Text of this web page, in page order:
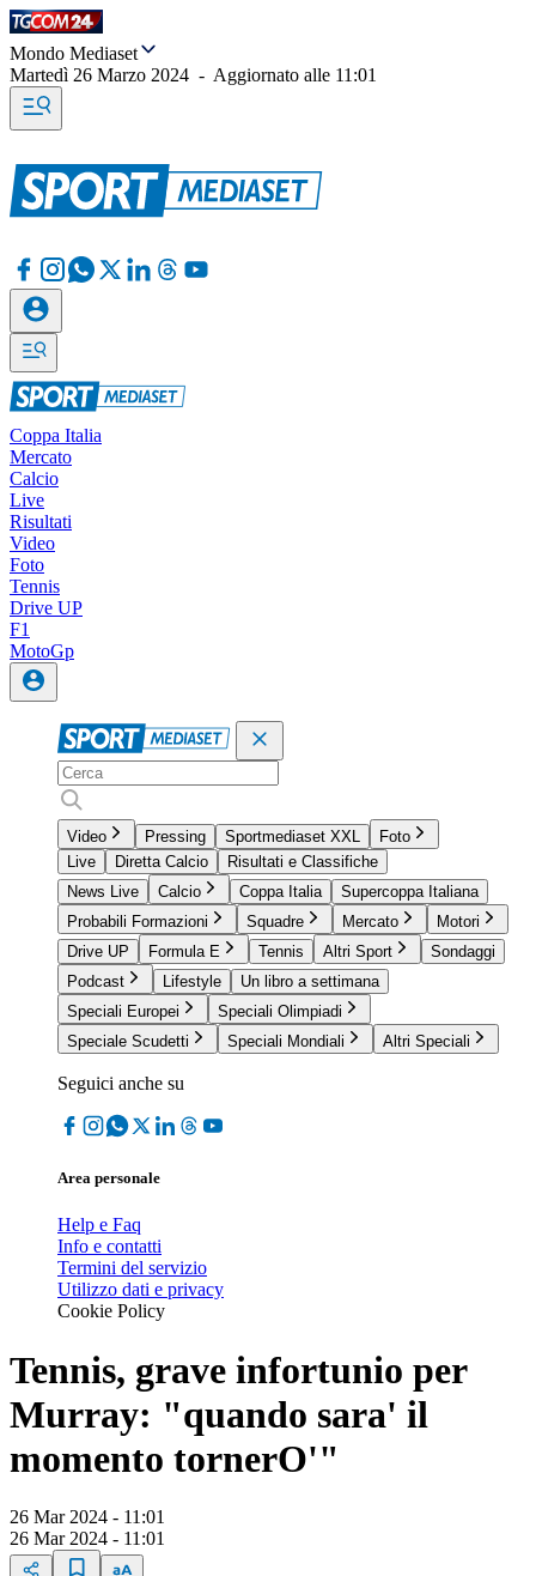
Mondo Mediaset
Martedì 26 Marzo 2024 - Aggiornato alle 11:01
Coppa Italia
Mercato
Calcio
Live
Risultati
Video
Foto
Tennis
Drive UP
F1
MotoGp
Video Pressing Sportmediaset XXL
Foto
Live
Diretta Calcio
Risultati e Classifiche
News Live
Calcio Coppa Italia
Supercoppa Italiana
Probabili Formazioni
Squadre Mercato
Motori
Drive UP
Formula E Tennis Altri Sport
Sondaggi
Podcast
Lifestyle
Un libro a settimana
Speciali Europei
Speciali Olimpiadi
Speciale Scudetti
Speciali Mondiali Altri Speciali
Seguici anche su
Area personale
Help e Faq
Info e contatti
Termini del servizio
Utilizzo dati e privacy
Cookie Policy
Tennis, grave infortunio per
Murray: "quando sara' il
momento tornerO'"
26 Mar 2024 - 11:01
26 Mar 2024 - 11:01